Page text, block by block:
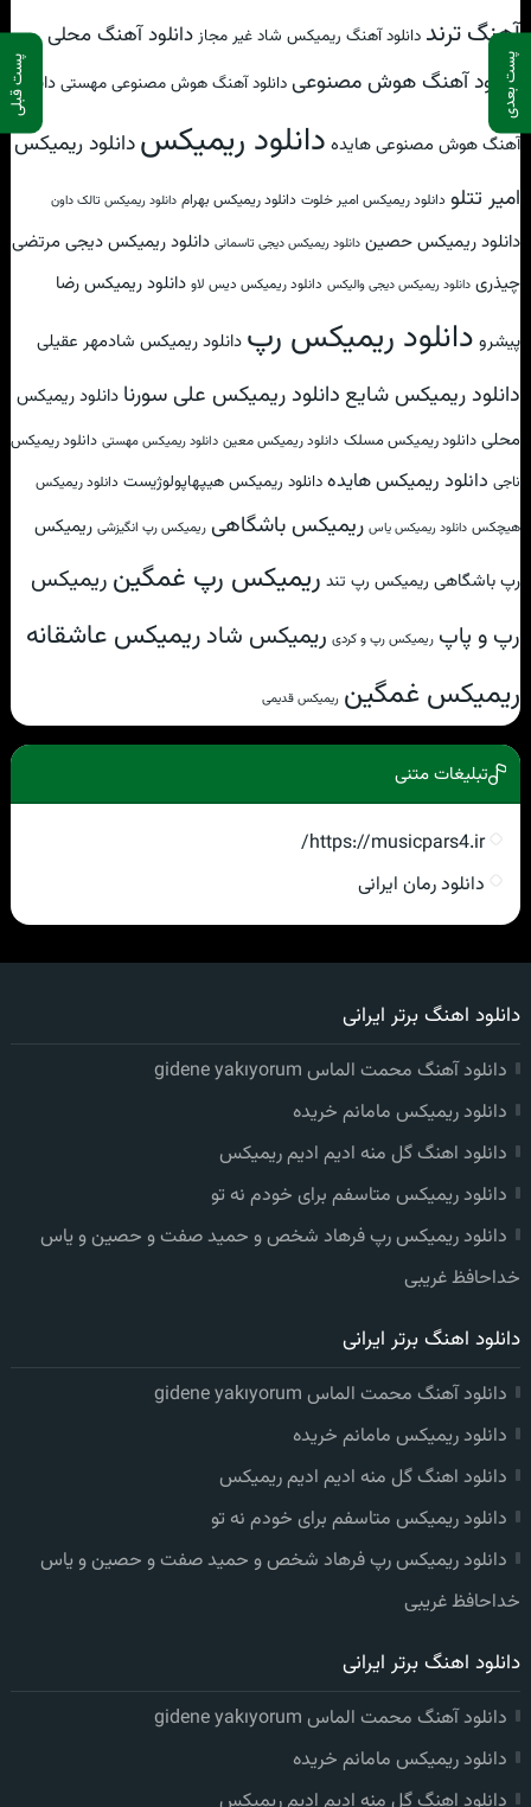
پست بعدی پست قبلی
آهنگ ترند دانلود آهنگ ریمیکس شاد غیر مجاز دانلود آهنگ محلی
دانلود آهنگ هوش مصنوعیدانلود آهنگ هوش مصنوعی مهستیدانلود
آهنگ هوش مصنوعی هایده دانلود ریمیکسدانلود ریمیکس
امیر تتلو دانلود ریمیکس امیر خلوت دانلود ریمیکس بهرام دانلود ریمیکس تالک داون
دانلود ریمیکس حصین دانلود ریمیکس دیجی تاسمانی دانلود ریمیکس دیجی مرتضی
چیذری دانلود ریمیکس دیجی والیکس دانلود ریمیکس دیس لاو دانلود ریمیکس رضا
پیشرو دانلود ریمیکس رپ دانلود ریمیکس شادمهر عقیلی
دانلود ریمیکس شایع دانلود ریمیکس علی سورنا دانلود ریمیکس
محلی دانلود ریمیکس مسلک دانلود ریمیکس معین دانلود ریمیکس مهستی دانلود ریمیکس
ناجی دانلود ریمیکس هایدهدانلود ریمیکس هیپهاپولوژیست دانلود ریمیکس
هیچکس دانلود ریمیکس یاس ریمیکس باشگاهی ریمیکس رپ انگیزشی ریمیکس
رپ باشگاهی ریمیکس رپ تند ریمیکس رپ غمگین ریمیکس
رپ و پاپ ریمیکس رپ و کردی ریمیکس شادریمیکس عاشقانه
ریمیکس غمگین ریمیکس قدیمی
تبلیغات متنی
https://musicpars4.ir/
دانلود رمان ایرانی
دانلود اهنگ برتر ایرانی
دانلود آهنگ محمت الماس gidene yakıyorum
دانلود ریمیکس مامانم خریده
دانلود اهنگ گل منه ادیم ادیم ریمیکس
دانلود ریمیکس متاسفم برای خودم نه تو
دانلود ریمیکس رپ فرهاد شخص و حمید صفت و حصین و یاس
خداحافظ غریبی
دانلود اهنگ برتر ایرانی
دانلود آهنگ محمت الماس gidene yakıyorum
دانلود ریمیکس مامانم خریده
دانلود اهنگ گل منه ادیم ادیم ریمیکس
دانلود ریمیکس متاسفم برای خودم نه تو
دانلود ریمیکس رپ فرهاد شخص و حمید صفت و حصین و یاس
خداحافظ غریبی
دانلود اهنگ برتر ایرانی
دانلود آهنگ محمت الماس gidene yakıyorum
دانلود ریمیکس مامانم خریده